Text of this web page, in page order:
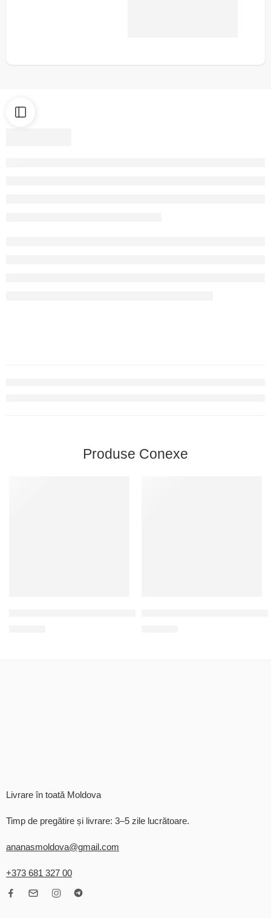
Produse Conexe
Livrare în toată Moldova
Timp de pregătire și livrare: 3–5 zile lucrătoare.
ananasmoldova@gmail.com
+373 681 327 00